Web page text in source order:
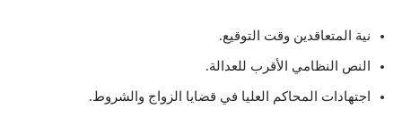
نية المتعاقدين وقت التوقيع.
النص النظامي الأقرب للعدالة.
اجتهادات المحاكم العليا في قضايا الزواج والشروط.